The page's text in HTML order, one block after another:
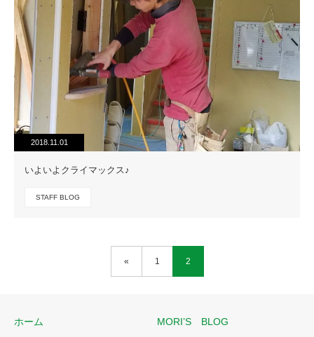
2018.11.01
いよいよクライマックス♪
STAFF BLOG
« 1 2
ホーム MORI’S BLOG